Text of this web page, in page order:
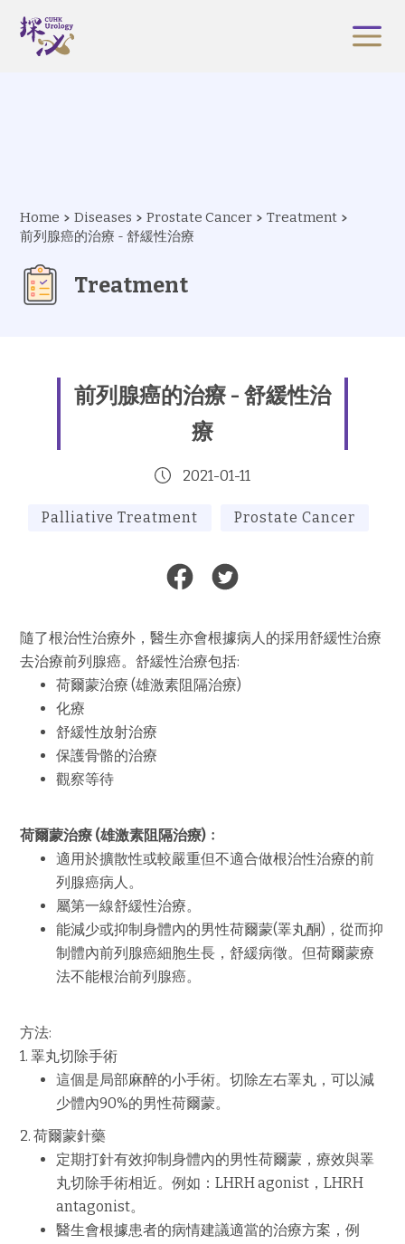
Home Diseases Prostate Cancer
Treatment
前列腺癌的治療 - 舒緩性治療
Treatment
前列腺癌的治療 - 舒緩性治
療
2021-01-11
Palliative Treatment Prostate Cancer
隨了根治性治療外，醫生亦會根據病人的採用舒緩性治療
去治療前列腺癌。舒緩性治療包括:
荷爾蒙治療 (雄激素阻隔治療)
化療
舒緩性放射治療
保護骨骼的治療
觀察等待
荷爾蒙治療 (雄激素阻隔治療) ﹕
適用於擴散性或較嚴重但不適合做根治性治療的前
列腺癌病人。
屬第一線舒緩性治療。
能減少或抑制身體內的男性荷爾蒙(睪丸酮) ，從而抑
制體內前列腺癌細胞生長，舒緩病徵。但荷爾蒙療
法不能根治前列腺癌。
方法:
1.睪丸切除手術
這個是局部麻醉的小手術。切除左右睪丸，可以減
少體內90%的男性荷爾蒙。
2.荷爾蒙針藥
定期打針有效抑制身體內的男性荷爾蒙，療效與睪
丸切除手術相近。例如：LHRH agonist ，LHRH
antagonist。
醫生會根據患者的病情建議適當的治療方案，例